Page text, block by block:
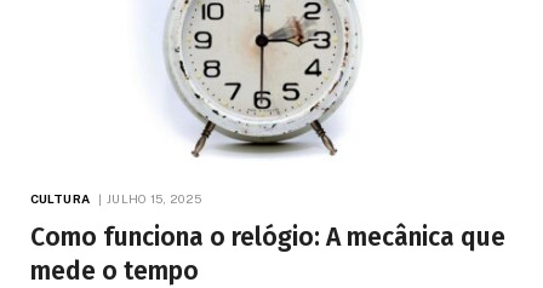
CULTURA JULHO 15, 2025
Como funciona o relógio: A mecânica que
mede o tempo